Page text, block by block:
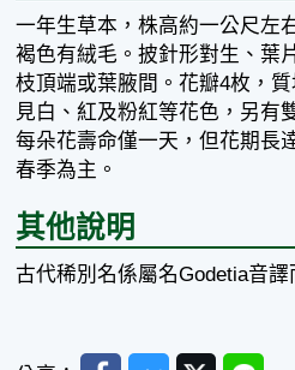
一年生草本，株高約一公尺左
褐色有絨毛。披針形對生、葉
枝頂端或葉腋間。花瓣4枚，
見白、紅及粉紅等花色，另有
每朵花壽命僅一天，但花期長
春季為主。
其他說明
古代稀別名係屬名Godetia音譯
FacebookMessenger
TwitterLine